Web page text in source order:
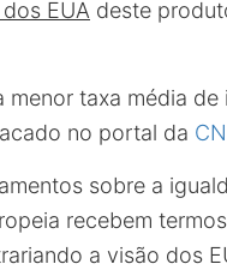
EUA deste
taxa média
no portal da
sobre a
recebem
a visão dos